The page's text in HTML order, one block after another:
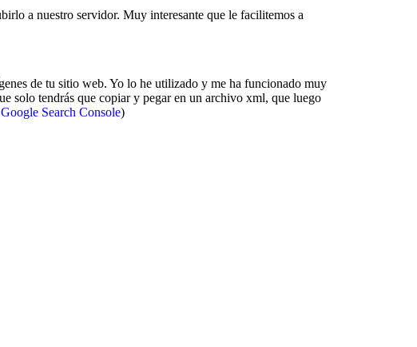
a nuestro servidor. Muy interesante que le facilitemos a
de tu sitio web. Yo lo he utilizado y me ha funcionado muy
solo tendrás que copiar y pegar en un archivo xml, que luego
Search Console)